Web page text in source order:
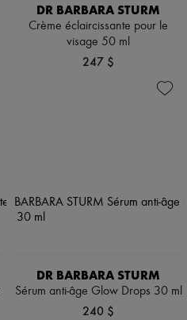
DR BARBARA STURM
Crème éclaircissante pour le
visage 50 ml
247 $
DR BARBARA STURM
Sérum anti-âge Glow Drops 30 ml
240 $